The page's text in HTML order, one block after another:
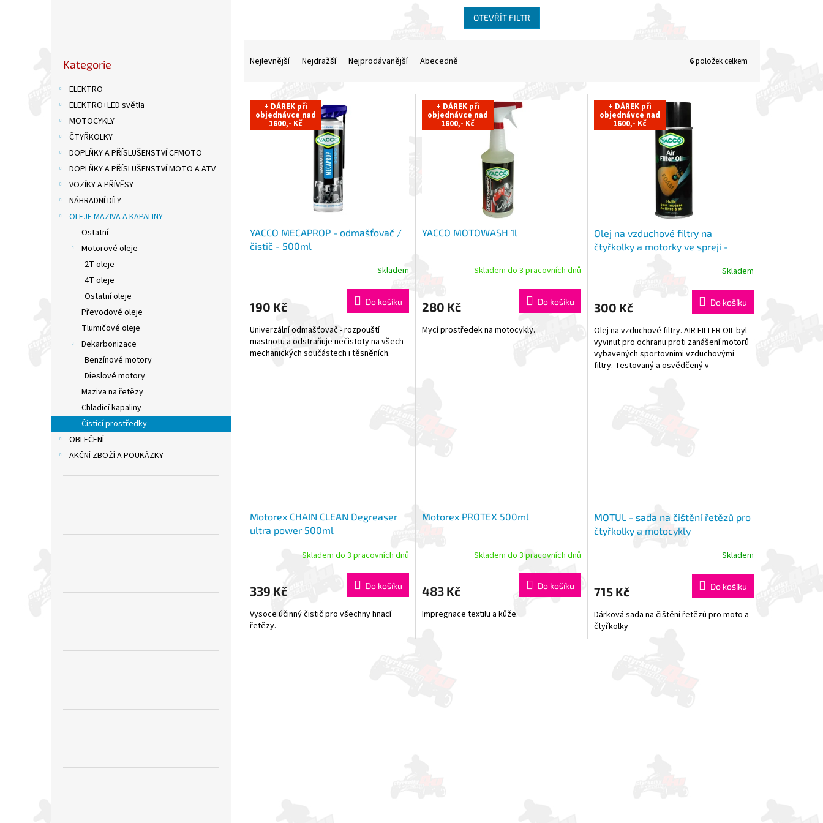
kategorie
Kategorie
ELEKTRO
ELEKTRO+LED světla
MOTOCYKLY
ČTYŘKOLKY
DOPLŇKY A PŘÍSLUŠENSTVÍ CFMOTO
DOPLŇKY A PŘÍSLUŠENSTVÍ MOTO A ATV
VOZÍKY A PŘÍVĚSY
NÁHRADNÍ DÍLY
OLEJE MAZIVA A KAPALINY
Ostatní
Motorové oleje
2T oleje
4T oleje
Ostatní oleje
Převodové oleje
Tlumičové oleje
Dekarbonizace
Benzínové motory
Dieslové motory
Maziva na řetězy
Chladící kapaliny
Čisticí prostředky
OBLEČENÍ
AKČNÍ ZBOŽÍ A POUKÁZKY
OTEVŘÍT FILTR
n
p
Nejlevnější Nejdražší Nejprodávanější Abecedně 6položek celkem
V
p
+ DÁREK při
objednávce nad
1600,- Kč
YACCO MECAPROP - odmašťovač /
čistič - 500ml
Skladem
190 Kč Do košíku
Univerzální odmašťovač - rozpouští
mastnotu a odstraňuje nečistoty na všech
mechanických součástech i těsněních.
+ DÁREK při
objednávce nad
1600,- Kč
YACCO MOTOWASH 1l
Skladem do 3 pracovních dnů
280 Kč Do košíku
Mycí prostředek na motocykly.
+ DÁREK při
objednávce nad
1600,- Kč
Olej na vzduchové filtry na
čtyřkolky a motorky ve spreji -
Skladem
300 Kč Do košíku
Olej na vzduchové filtry. AIR FILTER OIL byl
vyvinut pro ochranu proti zanášení motorů
vybavených sportovními vzduchovými
filtry. Testovaný a osvědčený v
motoristickém sportu....
Motorex CHAIN CLEAN Degreaser
ultra power 500ml
Skladem do 3 pracovních dnů
339 Kč Do košíku
Vysoce účinný čistič pro všechny hnací
řetězy.
Motorex PROTEX 500ml
Skladem do 3 pracovních dnů
483 Kč Do košíku
Impregnace textilu a kůže.
MOTUL - sada na čištění řetězů pro
čtyřkolky a motocykly
Skladem
715 Kč Do košíku
Dárková sada na čištění řetězů pro moto a
čtyřkolky